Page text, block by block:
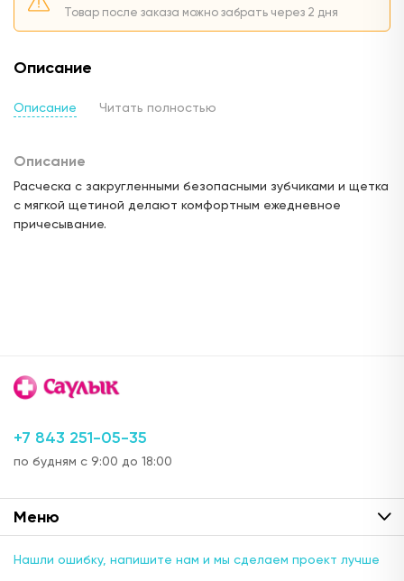
Товар после заказа можно забрать через 2 дня
Описание
Описание Читать полностью
Описание
Расческа с закругленными безопасными зубчиками и щетка
с мягкой щетиной делают комфортным ежедневное
причесывание.
+7 843 251-05-35
по будням с 9:00 до 18:00
Меню
Нашли ошибку, напишите нам и мы сделаем проект лучше